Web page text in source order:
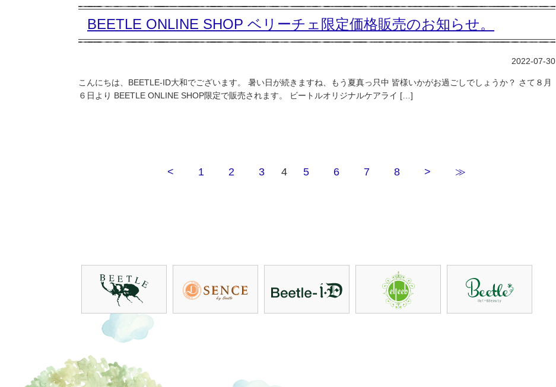
BEETLE ONLINE SHOP ベリーチェ限定価格販売のお知らせ。
2022-07-30
こんにちは、BEETLE-ID大和でございます。 暑い日が続きますね、もう夏真っ只中 皆様いかがお過ごしでしょうか？ さて８月
６日より BEETLE ONLINE SHOP限定で販売されます。 ビートルオリジナルケアライ […]
< 1 2 3 4 5 6 7 8 > ≫